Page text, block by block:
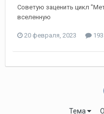
Советую заценить цикл
вселенную
20 февраля, 2023
Тема